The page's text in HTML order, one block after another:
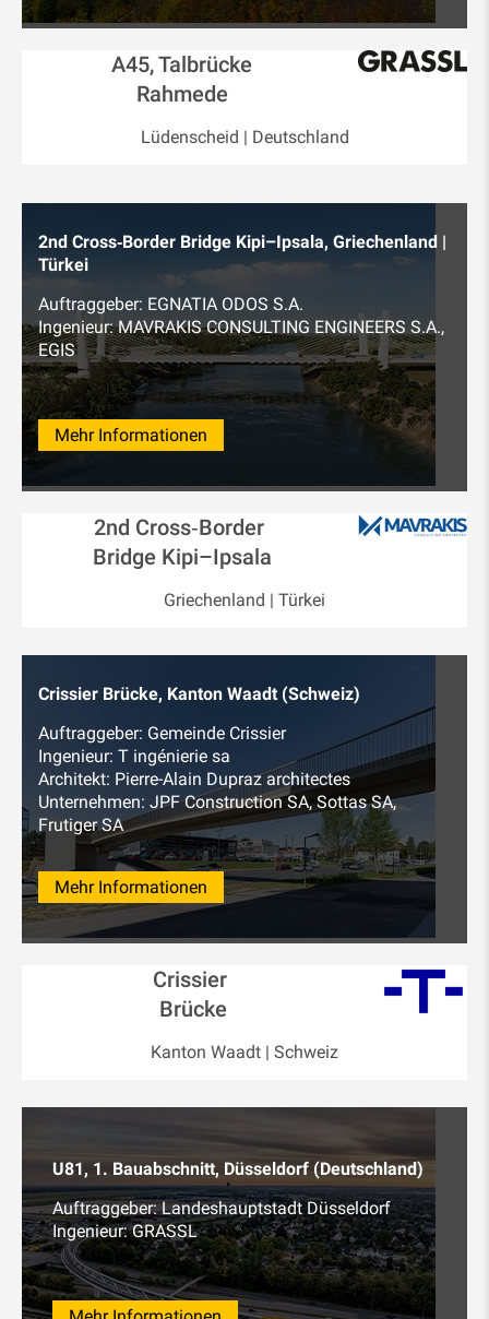
A45, Talbrücke
Rahmede
Lüdenscheid | Deutschland
2nd Cross‑Border Bridge Kipi–Ipsala, Griechenland |
Türkei
Auftraggeber: EGNATIA ODOS S.A.
Ingenieur: MAVRAKIS CONSULTING ENGINEERS S.A.,
EGIS
Mehr Informationen
2nd Cross‑Border
Bridge Kipi–Ipsala
Griechenland | Türkei
Crissier Brücke, Kanton Waadt (Schweiz)
Auftraggeber: Gemeinde Crissier
Ingenieur: T ingénierie sa
Architekt: Pierre-Alain Dupraz architectes
Unternehmen: JPF Construction SA, Sottas SA,
Frutiger SA
Mehr Informationen
Crissier
Brücke
Kanton Waadt | Schweiz
U81, 1. Bauabschnitt, Düsseldorf (Deutschland)
Auftraggeber: Landeshauptstadt Düsseldorf
Ingenieur: GRASSL